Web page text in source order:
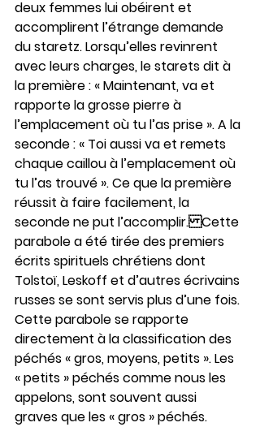
deux femmes lui obéirent et
accomplirent l’étrange demande
du staretz. Lorsqu’elles revinrent
avec leurs charges, le starets dit à
la première : « Maintenant, va et
rapporte la grosse pierre à
l’emplacement où tu l’as prise ». A la
seconde : « Toi aussi va et remets
chaque caillou à l’emplacement où
tu l’as trouvé ». Ce que la première
réussit à faire facilement, la
seconde ne put l’accomplir.Cette
parabole a été tirée des premiers
écrits spirituels chrétiens dont
Tolstoï, Leskoff et d’autres écrivains
russes se sont servis plus d’une fois.
Cette parabole se rapporte
directement à la classification des
péchés « gros, moyens, petits ». Les
« petits » péchés comme nous les
appelons, sont souvent aussi
graves que les « gros » péchés.